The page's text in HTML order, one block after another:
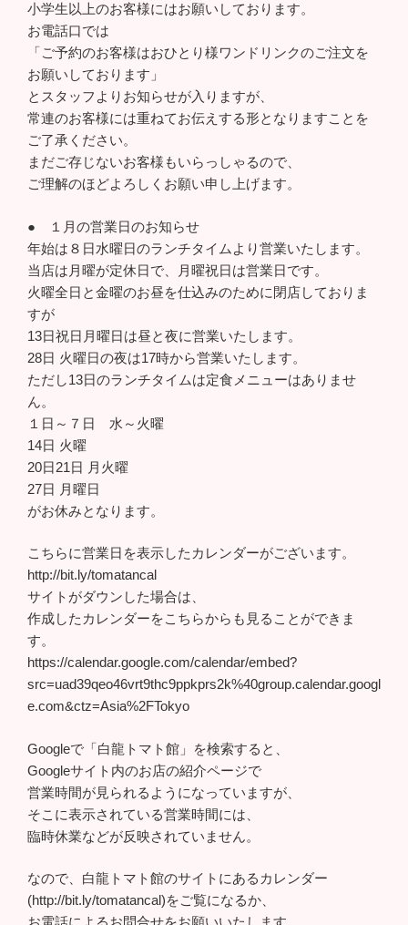
小学生以上のお客様にはお願いしております。
お電話口では
「ご予約のお客様はおひとり様ワンドリンクのご注文を
お願いしております」
とスタッフよりお知らせが入りますが、
常連のお客様には重ねてお伝えする形となりますことを
ご了承ください。
まだご存じないお客様もいらっしゃるので、
ご理解のほどよろしくお願い申し上げます。
● １月の営業日のお知らせ
年始は８日水曜日のランチタイムより営業いたします。
当店は月曜が定休日で、月曜祝日は営業日です。
火曜全日と金曜のお昼を仕込みのために閉店しておりま
すが
13日祝日月曜日は昼と夜に営業いたします。
28日 火曜日の夜は17時から営業いたします。
ただし13日のランチタイムは定食メニューはありませ
ん。
１日～７日 水～火曜
14日 火曜
20日21日 月火曜
27日 月曜日
がお休みとなります。
こちらに営業日を表示したカレンダーがございます。
http://bit.ly/tomatancal
サイトがダウンした場合は、
作成したカレンダーをこちらからも見ることができま
す。
https://calendar.google.com/calendar/embed?
src=uad39qeo46vrt9thc9ppkprs2k%40group.calendar.googl
e.com&ctz=Asia%2FTokyo
Googleで「白龍トマト館」を検索すると、
Googleサイト内のお店の紹介ページで
営業時間が見られるようになっていますが、
そこに表示されている営業時間には、
臨時休業などが反映されていません。
なので、白龍トマト館のサイトにあるカレンダー
(http://bit.ly/tomatancal)をご覧になるか、